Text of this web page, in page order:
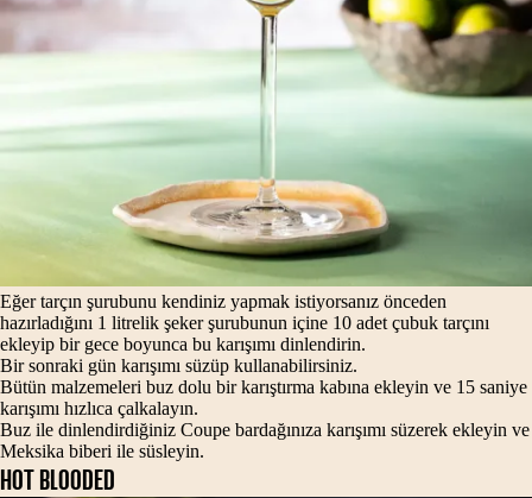
Eğer tarçın şurubunu kendiniz yapmak istiyorsanız önceden
hazırladığını 1 litrelik şeker şurubunun içine 10 adet çubuk tarçını
ekleyip bir gece boyunca bu karışımı dinlendirin.
Bir sonraki gün karışımı süzüp kullanabilirsiniz.
Bütün malzemeleri buz dolu bir karıştırma kabına ekleyin ve 15 saniye
karışımı hızlıca çalkalayın.
Buz ile dinlendirdiğiniz Coupe bardağınıza karışımı süzerek ekleyin ve
Meksika biberi ile süsleyin.
HOT BLOODED